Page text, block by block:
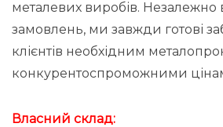
металевих виробів. Незалежно
замовлень, ми завжди готові
клієнтів необхідним
конкурентоспроможними
Власний склад: